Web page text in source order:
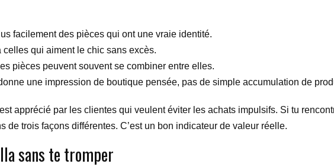
facilement des pièces qui ont une vraie identité.
celles qui aiment le chic sans excès.
les pièces peuvent souvent se combiner entre elles.
une impression de boutique pensée, pas de simple accumulation de
apprécié par les clientes qui veulent éviter les achats impulsifs. Si tu
de trois façons différentes. C’est un bon indicateur de valeur réelle.
sans te tromper